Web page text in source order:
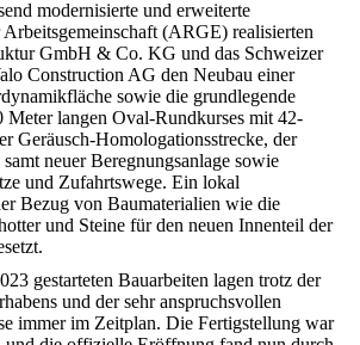
modernisierte und erweiterte
Arbeitsgemeinschaft (ARGE) realisierten
GmbH & Co. KG und das Schweizer
Construction AG den Neubau einer
sowie die grundlegende
Meter langen Oval-Rundkurses mit 42-
Geräusch-Homologationsstrecke, der
neuer Beregnungsanlage sowie
und Zufahrtswege. Ein lokal
Bezug von Baumaterialien wie die
und Steine für den neuen Innenteil der
gestarteten Bauarbeiten lagen trotz der
und der sehr anspruchsvollen
immer im Zeitplan. Die Fertigstellung war